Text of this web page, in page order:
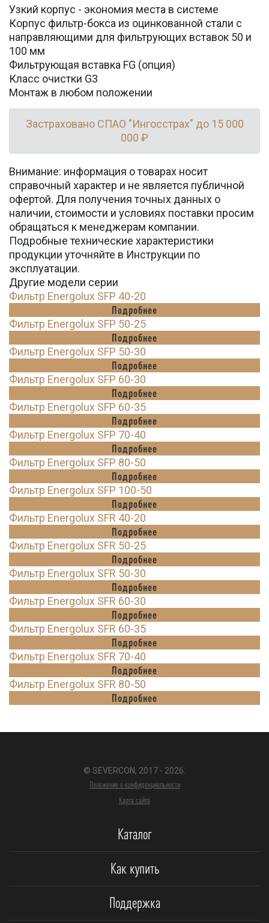
Узкий корпус - экономия места в системе
Корпус фильтр-бокса из оцинкованной стали с
направляющими для фильтрующих вставок 50 и
100 мм
Фильтрующая вставка FG (опция)
Класс очистки G3
Монтаж в любом положении
Застраховано СПАО "Ингосстрах" до 15 000
000 ₽
Внимание: информация о товарах носит
справочный характер и не является публичной
офертой. Для получения точных данных о
наличии, стоимости и условиях поставки просим
обращаться к менеджерам компании.
Подробные технические характеристики
продукции уточняйте в Инструкции по
эксплуатации.
Другие модели серии
Фильтр Energolux SFP 40-20
Подробнее
Фильтр Energolux SFP 50-25
Подробнее
Фильтр Energolux SFP 50-30
Подробнее
Фильтр Energolux SFP 60-30
Подробнее
Фильтр Energolux SFP 60-35
Подробнее
Фильтр Energolux SFP 70-40
Подробнее
Фильтр Energolux SFP 80-50
Подробнее
Фильтр Energolux SFP 100-50
Подробнее
Фильтр Energolux SFR 40-20
Подробнее
Фильтр Energolux SFR 50-25
Подробнее
Фильтр Energolux SFR 50-30
Подробнее
Фильтр Energolux SFR 60-30
Подробнее
Фильтр Energolux SFR 60-35
Подробнее
Фильтр Energolux SFR 70-40
Подробнее
Фильтр Energolux SFR 80-50
Подробнее
© SEVERCON, 2017 - 2026.
Положение о конфиденциальности
Карта сайта
Каталог
Как купить
Поддержка